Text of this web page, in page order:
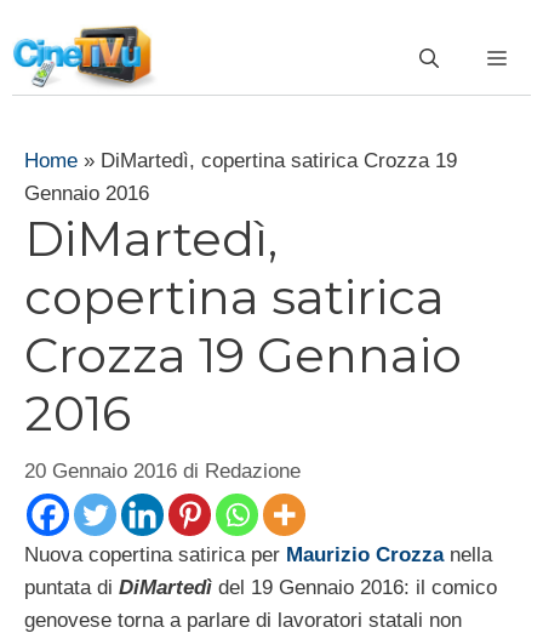
al
contenuto
Home » DiMartedì, copertina satirica Crozza 19
Gennaio 2016
DiMartedì,
copertina satirica
Crozza 19 Gennaio
2016
20 Gennaio 2016 di Redazione
Nuova copertina satirica per Maurizio Crozzanella
puntata di DiMartedì del 19 Gennaio 2016: il comico
genovese torna a parlare di lavoratori statali non